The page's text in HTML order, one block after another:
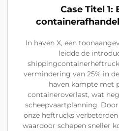
Case Titel 1:
In haven X, een
leidde de
vermindering van 25% in
haven kampte met
containeroverlast, wat
scheepvaartplanning.
onze heftrucks
waardoor schepen sneller